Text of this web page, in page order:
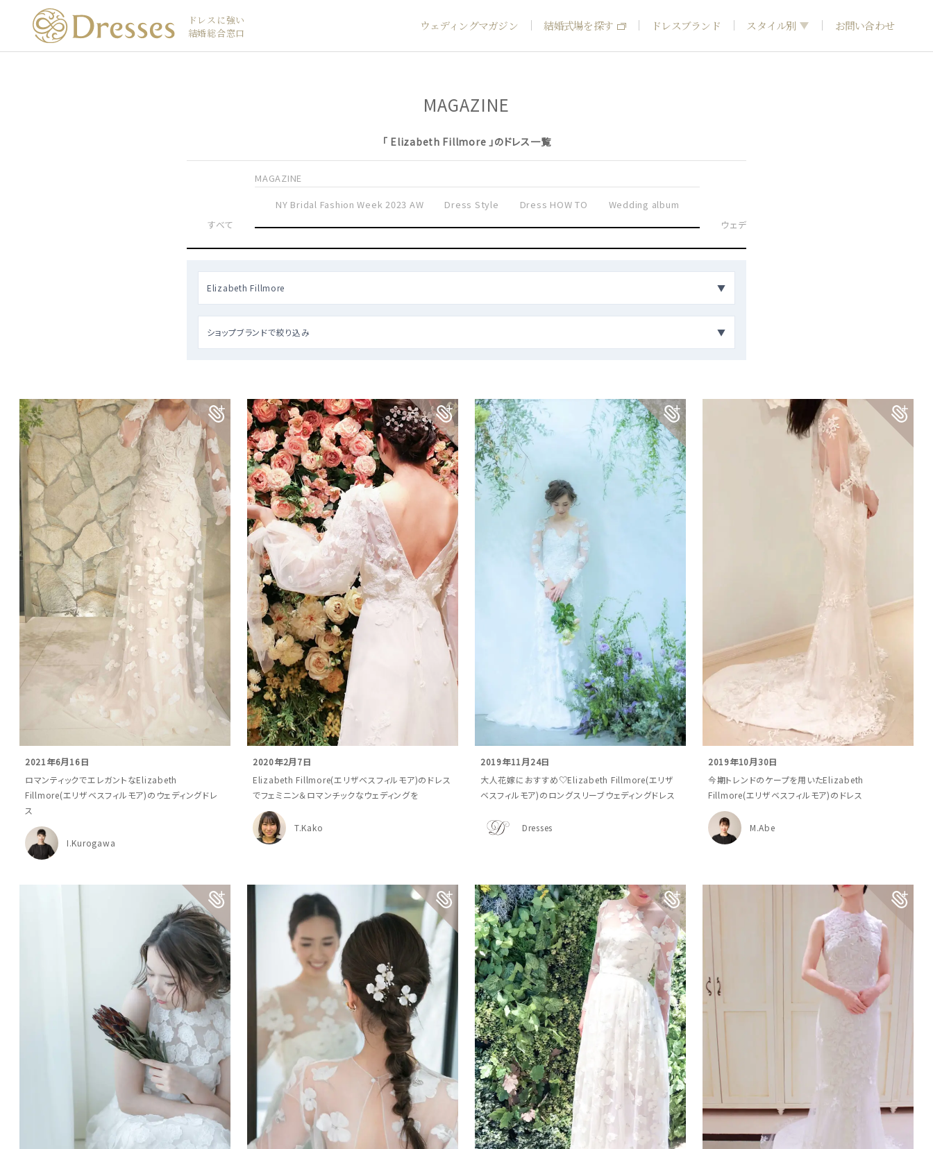
ドレスに強い
結婚総合窓口
ウェディングマガジン 結婚式場を探す ドレスブランド スタイル別 お問い合わせ
MAGAZINE
「 Elizabeth Fillmore 」のドレス一覧
すべて
MAGAZINE
NY Bridal Fashion Week 2023 AW
Dress Style Dress HOW TO
Wedding album
ウェディングドレス
Elizabeth Fillmore
ショップブランドで絞り込み
2021年6月16日
ロマンティックでエレガントなElizabeth
Fillmore(エリザベスフィルモア)のウェディングドレ
ス
I.Kurogawa
2020年2月7日
Elizabeth Fillmore(エリザベスフィルモア)のドレス
でフェミニン＆ロマンチックなウェディングを
T.Kako
2019年11月24日
大人花嫁におすすめ♡Elizabeth Fillmore(エリザ
ベスフィルモア)のロングスリーブウェディングドレス
Dresses
2019年10月30日
今期トレンドのケープを用いたElizabeth
Fillmore(エリザベスフィルモア)のドレス
M.Abe